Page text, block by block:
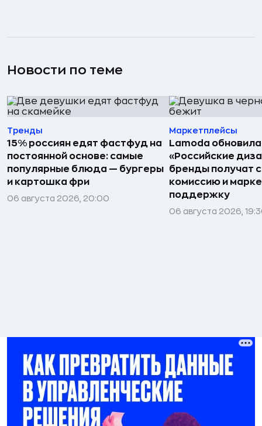
Новости по теме
Тренды
15% россиян едят фастфуд на
постоянной основе: самые
популярные блюда — бургеры
и картошка фри
06 августа 2026, 20:00
Маркетплейсы
Lamoda
«Российские
бренды получат
комиссию и
поддержку
06 августа 2026,